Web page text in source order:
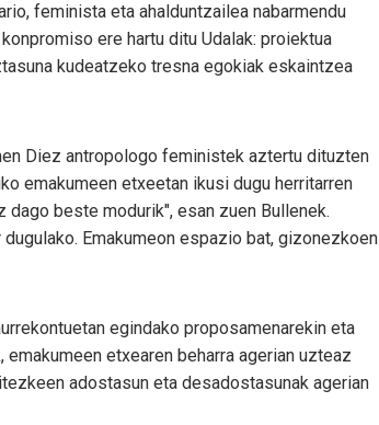
feminista eta ahalduntzailea nabarmendu
ere hartu ditu Udalak: proiektua
kudeatzeko tresna egokiak eskaintzea
Diez antropologo feministek aztertu dituzten
emakumeen etxeetan ikusi dugu herritarren
beste modurik", esan zuen Bullenek.
Emakumeon espazio bat, gizonezkoen
egindako proposamenarekin eta
etxearen beharra agerian uzteaz
adostasun eta desadostasunak agerian